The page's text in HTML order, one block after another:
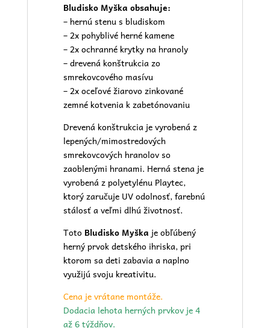
Bludisko Myška obsahuje:
– hernú stenu s bludiskom
– 2x pohyblivé herné kamene
– 2x ochranné krytky na hranoly
– drevená konštrukcia zo
smrekovcového masívu
– 2x oceľové žiarovo zinkované
zemné kotvenia k zabetónovaniu
Drevená konštrukcia je vyrobená z
lepených/mimostredových
smrekovcových hranolov so
zaoblenými hranami. Herná stena je
vyrobená z polyetylénu Playtec,
ktorý zaručuje UV odolnosť, farebnú
stálosť a veľmi dlhú životnosť.
Toto Bludisko Myška je obľúbený
herný prvokdetského ihriska, pri
ktorom sa deti zabavia a naplno
využijú svoju kreativitu.
Cena je vrátane montáže.
Dodacia lehota herných prvkov je 4
až 6 týždňov.